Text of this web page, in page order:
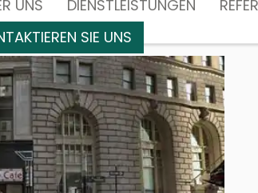
UNS DIENSTLEISTUNGEN
SIE UNS